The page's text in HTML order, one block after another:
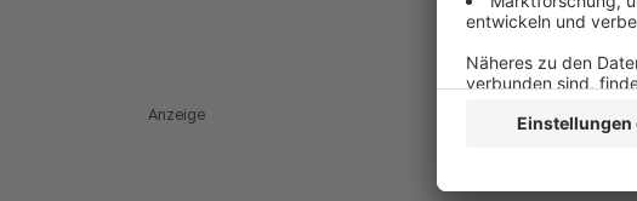
Anzeige